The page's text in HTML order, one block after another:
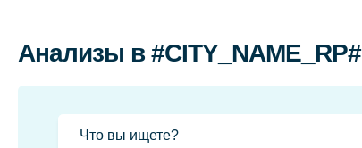
Анализы в #CITY_NAME_RP#